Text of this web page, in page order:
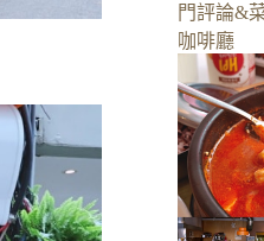
門評論&
咖啡廳